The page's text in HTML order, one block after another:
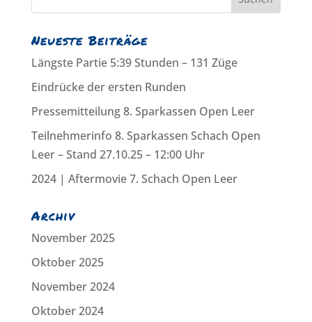
Neueste Beiträge
Längste Partie 5:39 Stunden – 131 Züge
Eindrücke der ersten Runden
Pressemitteilung 8. Sparkassen Open Leer
Teilnehmerinfo 8. Sparkassen Schach Open
Leer – Stand 27.10.25 – 12:00 Uhr
2024 | Aftermovie 7. Schach Open Leer
Archiv
November 2025
Oktober 2025
November 2024
Oktober 2024